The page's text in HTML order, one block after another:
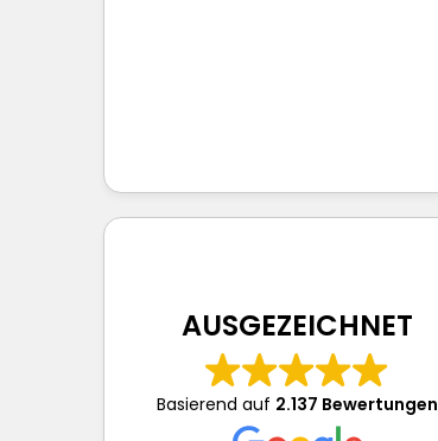
AUSGEZEICHNET
Basierend auf 2.137 Bewertungen
Dieser Nutzer hat lediglich
eine Bewertung abgegeben.